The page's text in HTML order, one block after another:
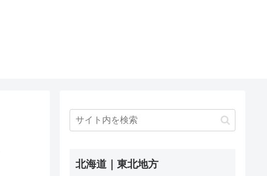
北海道｜東北地方